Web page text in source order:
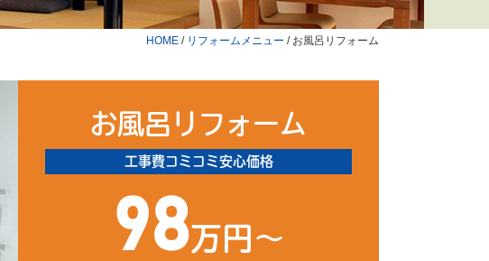
HOME / リフォームメニュー / お風呂リフォーム
お風呂リフォーム
工事費コミコミ安心価格
98万円～